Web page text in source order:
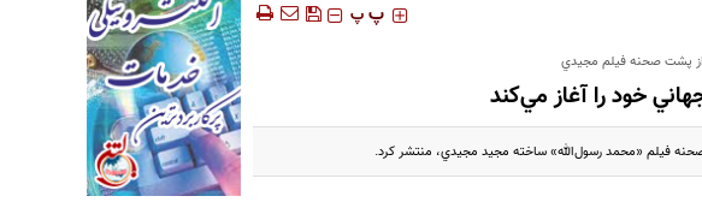
‍‍‍ پ پ
از پشت صحنه فيلم مجيدي
خود را آغاز مي‌كند
فيلم «محمد رسول‌الله» ساخته مجيد مجيدي، منتشر كرد.